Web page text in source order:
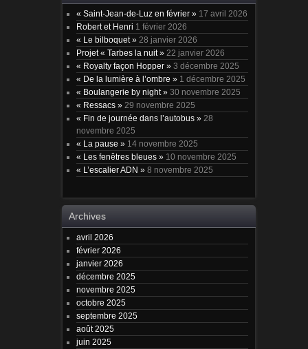
« Saint-Jean-de-Luz en février » 17 avril 2026
Robert et Henri 1 février 2026
« Le bilboquet » 28 janvier 2026
Projet « Tarbes la nuit » 22 janvier 2026
« Royalty façon Hopper » 3 décembre 2025
« De la lumière à l’ombre » 1 décembre 2025
« Boulangerie by night » 30 novembre 2025
« Ressacs » 29 novembre 2025
« Fin de journée dans l’autobus » 28
novembre 2025
« La pause » 14 novembre 2025
« Les fenêtres bleues » 10 novembre 2025
« L’escalier ADN » 8 novembre 2025
Archives
avril 2026
février 2026
janvier 2026
décembre 2025
novembre 2025
octobre 2025
septembre 2025
août 2025
juin 2025